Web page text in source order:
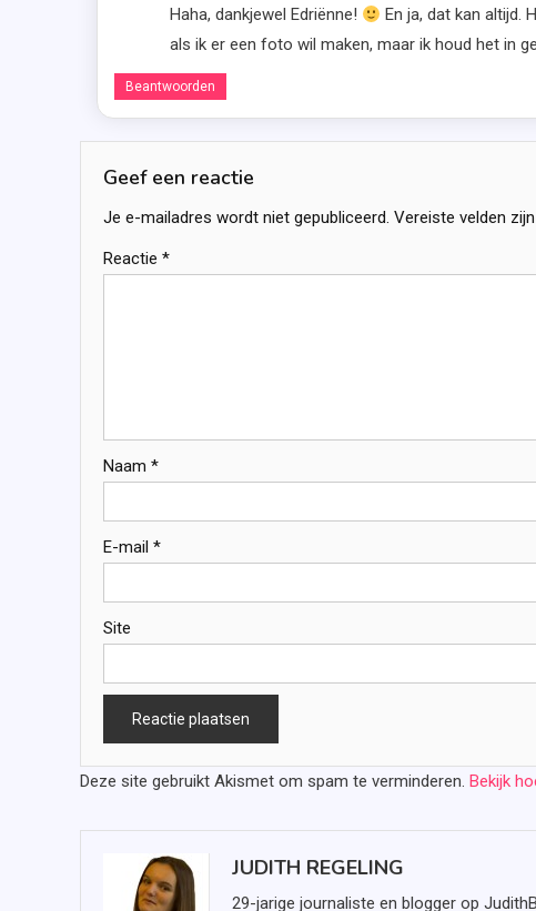
Haha, dankjewel Edriënne!
En ja, dat kan altijd.
als ik er een foto wil maken, maar ik houd het in
Beantwoorden
Geef een reactie
Je e-mailadres wordt niet gepubliceerd. Vereiste velden
Reactie *
Naam *
E-mail *
Site
Deze site gebruikt Akismet om spam te verminderen. Bekijk
JUDITH REGELING
29-jarige journaliste en blogger op